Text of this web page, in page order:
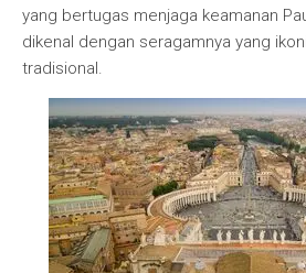
yang bertugas menjaga keamanan
dikenal dengan seragamnya yang
tradisional.